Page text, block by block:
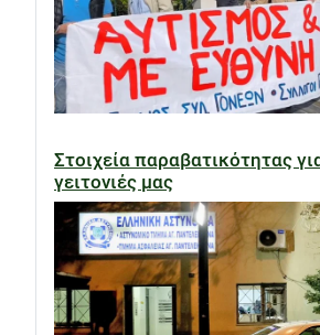
Στοιχεία παραβατικότητας
γειτονιές μας